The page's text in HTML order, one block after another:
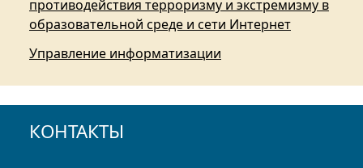
противодействия терроризму и экстремизму в
образовательной среде и сети Интернет
Управление информатизации
КОНТАКТЫ